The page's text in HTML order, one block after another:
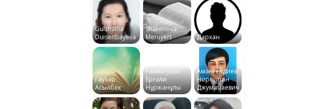
Gulzhaina
Duisenbayeva
Shakenova
Meruyert
Дархан
Гаухар
Асылбек
Рахматулла
Ерғали
Нұржанұлы
Амангелдиев
Норсултан
Джумабаевич